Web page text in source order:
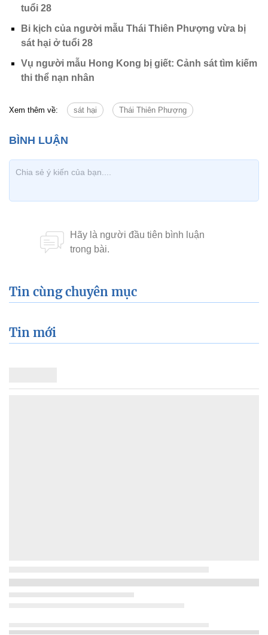
tuổi 28
Bi kịch của người mẫu Thái Thiên Phượng vừa bị
sát hại ở tuổi 28
Vụ người mẫu Hong Kong bị giết: Cảnh sát tìm kiếm
thi thể nạn nhân
Xem thêm về: sát hại Thái Thiên Phượng
Tin cùng chuyên mục
Tin mới